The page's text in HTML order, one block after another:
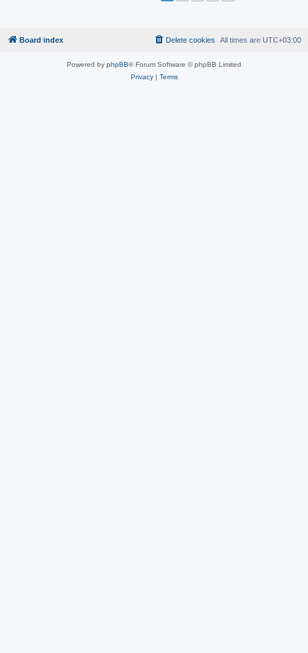
Board index All times are UTC+03:00
Delete cookies
Powered by phpBB® Forum Software © phpBB Limited
Privacy| Terms